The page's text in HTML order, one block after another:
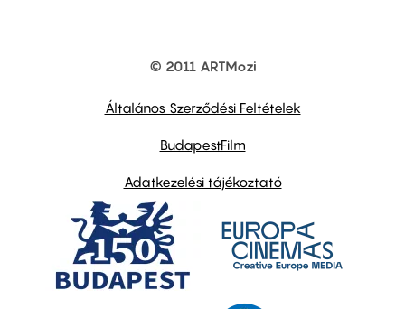
© 2011 ARTMozi
Általános Szerződési Feltételek
BudapestFilm
Adatkezelési tájékoztató